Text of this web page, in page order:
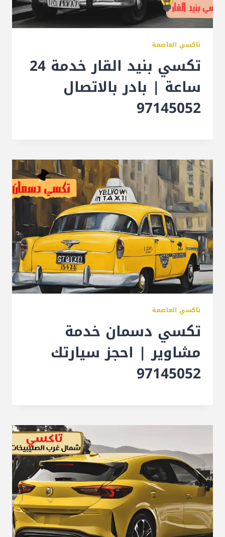
تاكسي العاصمة
تكسي بنيد القار خدمة 24
ساعة | بادر بالاتصال
97145052
تاكسي العاصمة
تكسي دسمان خدمة
مشاوير | احجز سيارتك
97145052